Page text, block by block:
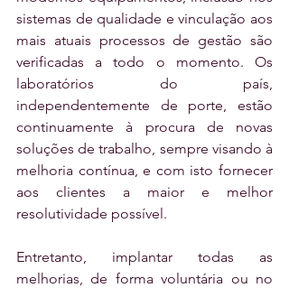
sistemas de qualidade e vinculação aos
mais atuais processos de gestão são
verificadas a todo o momento. Os
laboratórios do país,
independentemente de porte, estão
continuamente à procura de novas
soluções de trabalho, sempre visando à
melhoria contínua, e com isto fornecer
aos clientes a maior e melhor
resolutividade possível.
Entretanto, implantar todas as
melhorias, de forma voluntária ou no